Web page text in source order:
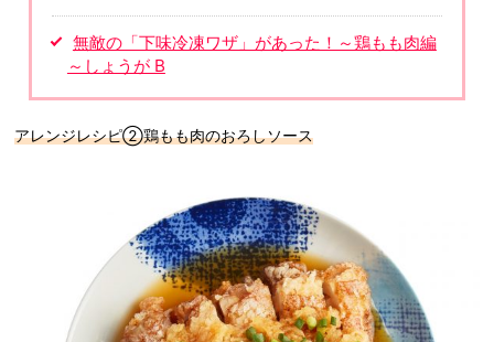
無敵の「下味冷凍ワザ」があった！～鶏もも肉編
～しょうが B
アレンジレシピ②鶏もも肉のおろしソース